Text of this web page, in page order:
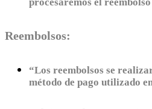
Reembolsos:
“Los reembolsos se
método de pago utilizado